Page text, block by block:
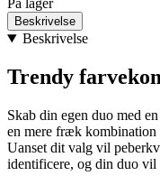
På lager
Beskrivelse
Beskrivelse
Trendy
Skab din egen duo med
en mere fræk kombination
Uanset dit valg vil
identificere, og din duo vil